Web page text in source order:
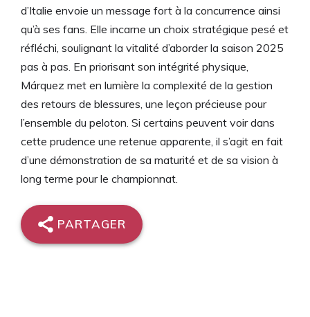
d’Italie envoie un message fort à la concurrence ainsi
qu’à ses fans. Elle incarne un choix stratégique pesé et
réfléchi, soulignant la vitalité d’aborder la saison 2025
pas à pas. En priorisant son intégrité physique,
Márquez met en lumière la complexité de la gestion
des retours de blessures, une leçon précieuse pour
l’ensemble du peloton. Si certains peuvent voir dans
cette prudence une retenue apparente, il s’agit en fait
d’une démonstration de sa maturité et de sa vision à
long terme pour le championnat.
PARTAGER